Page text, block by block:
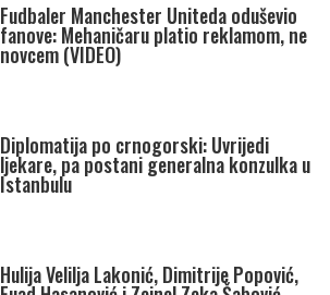
Fudbaler Manchester Uniteda oduševio
fanove: Mehaničaru platio reklamom, ne
novcem (VIDEO)
Diplomatija po crnogorski: Uvrijedi
ljekare, pa postani generalna konzulka u
Istanbulu
Hulija Velilja Lakonić, Dimitrije Popović,